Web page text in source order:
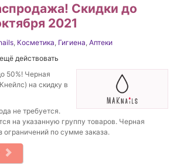
Скидки до
2021
Косметика Гигиена Аптеки
действовать
50%! Черная
на скидку в
не требуется.
на указанную группу товаров. Черная
ограничений по сумме заказа.